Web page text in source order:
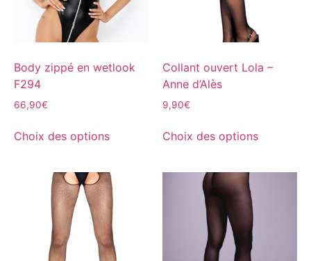
Body zippé en wetlook
F294
66,90€
Choix des options
Collant ouvert Lola –
Anne d’Alès
9,90€
Choix des options